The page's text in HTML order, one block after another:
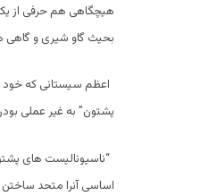
هیچگاهی هم حرفی از
بحیث گاو شیری و گاهی
اعظم سیستانی که خود
پشتون‎” به غیر عملی بودن الحاق پشتونستان چنین اعتراف میکند:
“ناسیونالیست های
اساسی آنرا متحد